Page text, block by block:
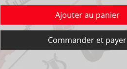
Ajouter au panier
Commander et payer